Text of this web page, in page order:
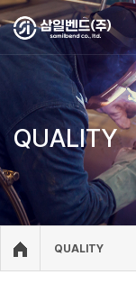
QUALITY
QUALITY